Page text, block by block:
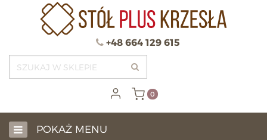
0
+48 664 129 615
POKAŻ MENU